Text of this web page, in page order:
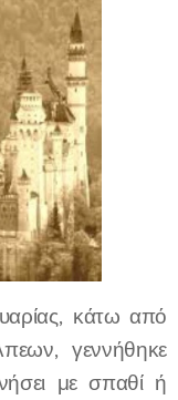
κάτω από
γεννήθηκε
με σπαθί ή